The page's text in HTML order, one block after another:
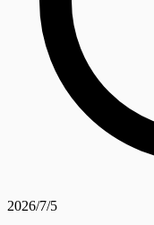
2026/7/5